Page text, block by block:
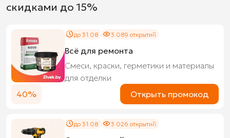
скидками до 15%
до 31.08 3 089 открытий
Всё для ремонта
Смеси, краски, герметики и материалы
для отделки
40%
Открыть промокод
до 31.08 3 026 открытий